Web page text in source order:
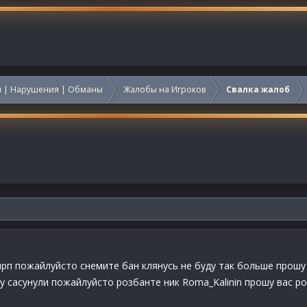
| Нарушения | Обманы Жалобы на Игроков Свалка жалоб
пожайлуйсто снемите бан клянусь не буду так больше
пожайлуйсто розбанте ник Roma_Kalinin прошу вас